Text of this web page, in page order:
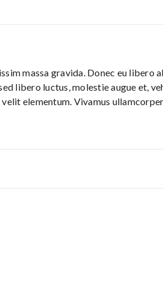
massa gravida. Donec eu libero
libero luctus, molestie augue et,
elementum. Vivamus